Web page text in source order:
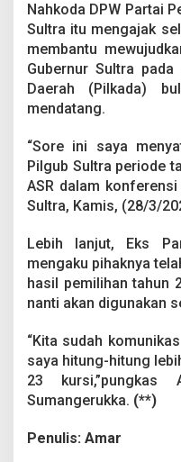
D
e
k
a
r
i
a
r
u
i
l
g
b
0
2
4
Nahkoda DPW Partai
Sultra itu mengajak
membantu
Gubernur Sultra
Daerah (Pilkada)
mendatang.
“Sore ini saya
Pilgub Sultra periode
ASR dalam
Sultra, Kamis, (28/3/
Lebih lanjut, Eks
mengaku pihaknya
hasil pemilihan tahun
nanti akan digunakan
“Kita sudah
saya hitung-hitung
23 kursi,”pungkas
Sumangerukka. (**)
Penulis: Amar